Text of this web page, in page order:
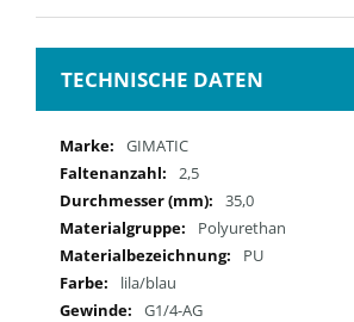
TECHNISCHE DATEN
Mehr
Informationen
GIMATIC
2,5
35,0
Polyurethan
PU
lila/blau
G1/4-AG